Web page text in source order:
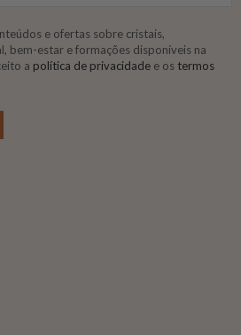
e ofertas sobre cristais,
bem-estar e formações disponíveis na
a política de privacidade e os termos